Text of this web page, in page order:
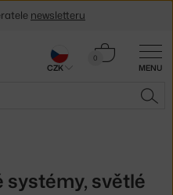
MENU
0
Košík
systémy, světlé
newsletteru
CZK